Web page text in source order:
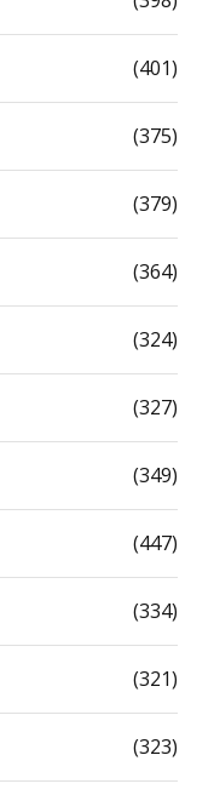
(401)
(375)
(379)
(364)
(324)
(327)
(349)
(447)
(334)
(321)
(323)